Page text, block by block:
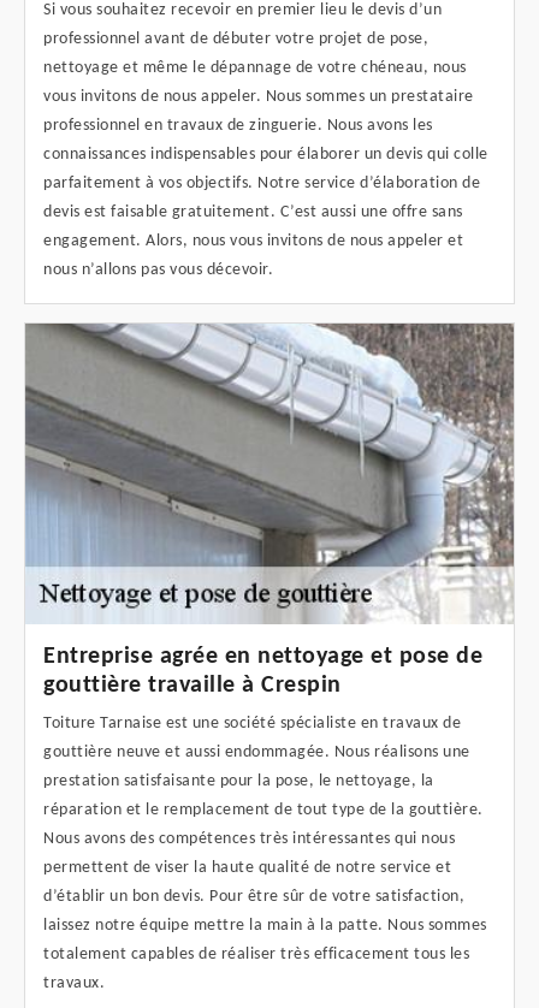
Si vous souhaitez recevoir en premier lieu le devis d’un
professionnel avant de débuter votre projet de pose,
nettoyage et même le dépannage de votre chéneau, nous
vous invitons de nous appeler. Nous sommes un prestataire
professionnel en travaux de zinguerie. Nous avons les
connaissances indispensables pour élaborer un devis qui colle
parfaitement à vos objectifs. Notre service d’élaboration de
devis est faisable gratuitement. C’est aussi une offre sans
engagement. Alors, nous vous invitons de nous appeler et
nous n’allons pas vous décevoir.
Entreprise agrée en nettoyage et pose de
gouttière travaille à Crespin
Toiture Tarnaise est une société spécialiste en travaux de
gouttière neuve et aussi endommagée. Nous réalisons une
prestation satisfaisante pour la pose, le nettoyage, la
réparation et le remplacement de tout type de la gouttière.
Nous avons des compétences très intéressantes qui nous
permettent de viser la haute qualité de notre service et
d’établir un bon devis. Pour être sûr de votre satisfaction,
laissez notre équipe mettre la main à la patte. Nous sommes
totalement capables de réaliser très efficacement tous les
travaux.